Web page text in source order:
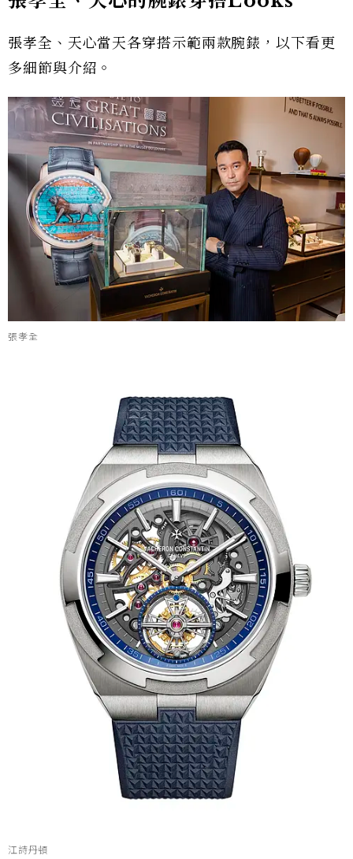
張孝全、天心當天各穿搭示範兩款腕錶，以下看更
多細節與介紹。
張孝全
江詩丹頓